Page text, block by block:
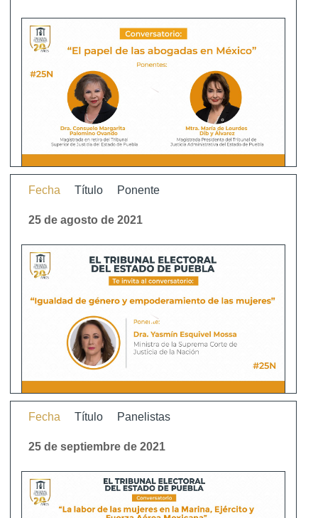
Fecha Título Ponente
25 de agosto de 2021
Fecha Título Panelistas
25 de septiembre de 2021